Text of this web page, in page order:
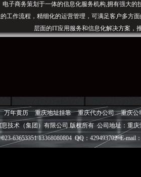
电子商务策划于一体的信息化服务机构,拥有强大的
工作流程，精细化的运营管理，可满足客户多方
层面的IT应用服务和信息化解决方案，
◎帅博——网络营销
◎帅博——专业的团队
◎帅博——让网站突显
万年黄历 重庆地址挂靠 重庆代办公司
重庆公
息技术（集团）有限公司 版权所有 公司地址：重
63653351 13368080804 QQ：429493702 E-mail